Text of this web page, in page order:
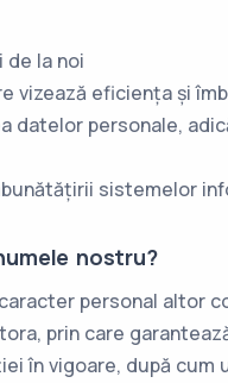
la noi
eficiența și
personale,
sistemelor
nostru?
personal altor
prin care
în vigoare, după